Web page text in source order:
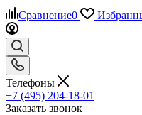
Сравнение0
Телефоны
+7 (495) 204-18-01
Заказать звонок